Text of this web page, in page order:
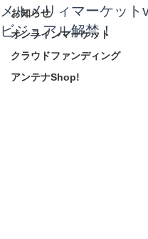
お知らせ
オンラインマーケット
クラウドファンディング
アンテナShop!
メルメリィマーケット
ビジュアル解禁！